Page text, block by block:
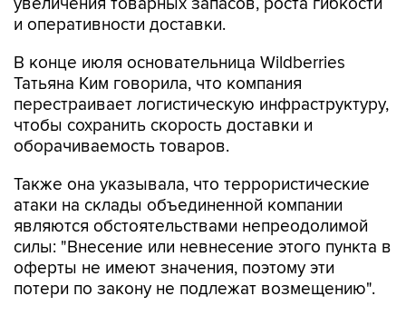
увеличения товарных запасов, роста гибкости
и оперативности доставки.
В конце июля основательница Wildberries
Татьяна Ким говорила, что компания
перестраивает логистическую инфраструктуру,
чтобы сохранить скорость доставки и
оборачиваемость товаров.
Также она указывала, что террористические
атаки на склады объединенной компании
являются обстоятельствами непреодолимой
силы: "Внесение или невнесение этого пункта в
оферты не имеют значения, поэтому эти
потери по закону не подлежат возмещению".